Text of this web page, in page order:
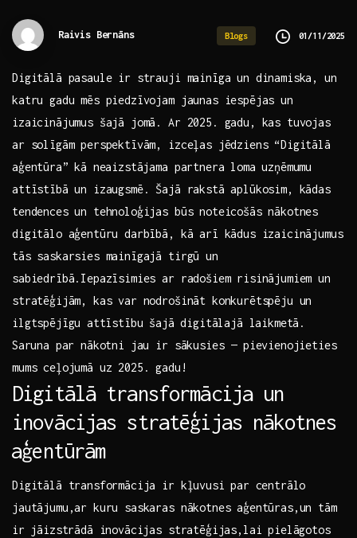
Raivis Bernāns Blogs 01/11/2025
Digitālā pasaule ir strauji mainīga un dinamiska, un
katru gadu mēs piedzīvojam jaunas iespējas‍ un⁤
izaicinājumus šajā jomā. Ar 2025. gadu, ‍kas tuvojas
ar solīgām ​perspektīvām, izceļas jēdziens “Digitālā
aģentūra” kā ⁤neaizstājama partnera loma uzņēmumu
attīstībā un izaugsmē. ‍Šajā rakstā aplūkosim, kādas
tendences un tehnoloģijas būs‍ noteicošās nākotnes
digitālo aģentūru darbībā, kā arī ‌kādus izaicinājumus
tās saskarsies mainīgajā ‍tirgū ⁤un
sabiedrībā.Iepazīsimies ar radošiem ‌risinājumiem un‍
stratēģijām, kas var nodrošināt‌ konkurētspēju un
ilgtspējīgu ⁤attīstību ⁢šajā digitālajā laikmetā.
⁤Saruna par nākotni jau ir sākusies ‍— pievienojieties
mums ceļojumā uz 2025. gadu!
Digitālā transformācija ‍un
inovācijas stratēģijas nākotnes
⁢aģentūrām
Digitālā transformācija ir kļuvusi par⁣ centrālo
jautājumu,ar kuru ‍saskaras nākotnes aģentūras,un tām
⁣ir jāizstrādā inovācijas ​stratēģijas,lai pielāgotos